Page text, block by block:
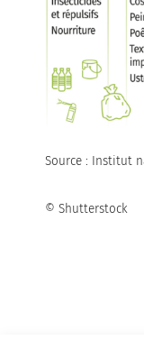
Source : Institut
© Shutterstock